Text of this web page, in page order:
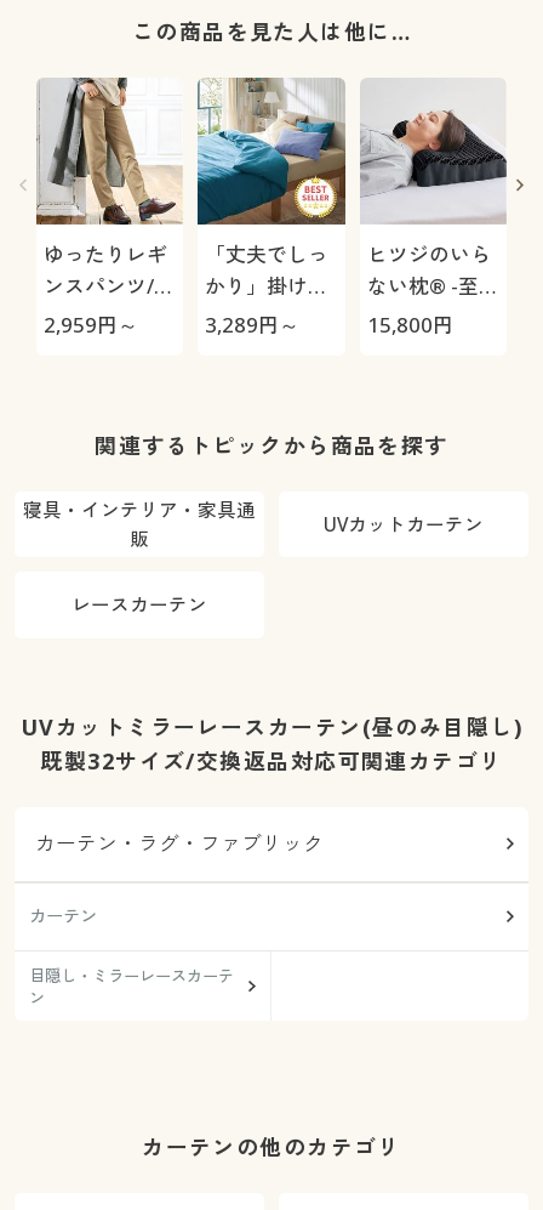
この商品を見た人は他に…
ゆったりレギ
ンスパンツ/細
見えが叶うら
ト・速乾・洗
2,959円～
「丈夫でしっ
かり」掛け布
団カバー(綿
3,289円～
ヒツジのいら
ない枕® -至
極-
15,800円
関連するトピックから商品を探す
寝具・インテリア・家具通
販
UVカットカーテン
レースカーテン
UVカットミラーレースカーテン(昼のみ目隠し)
既製32サイズ/交換返品対応可関連カテゴリ
カーテン・ラグ・ファブリック
カーテン
目隠し・ミラーレースカーテ
ン
カーテンの他のカテゴリ